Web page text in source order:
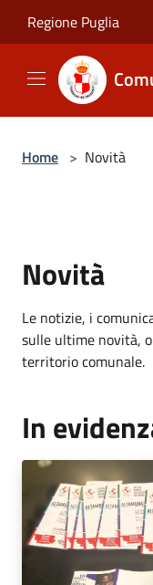
Regione Puglia
Home > Novità
Novità
Le notizie, i
sulle ultime novità,
territorio comunale.
In